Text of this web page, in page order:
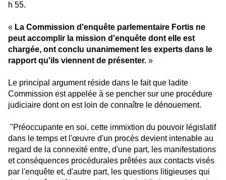
h 55.
« La Commission d'enquête parlementaire Fortis ne
peut accomplir la mission d'enquête dont elle est
chargée, ont conclu unanimement les experts dans le
rapport qu'ils viennent de présenter. »
Le principal argument réside dans le fait que ladite
Commission est appelée à se pencher sur une procédure
judiciaire dont on est loin de connaître le dénouement.
"Préoccupante en soi, cette immixtion du pouvoir législatif
dans le temps et l'œuvre d'un procès devient intenable au
regard de la connexité entre, d'une part, les manifestations
et conséquences procédurales prêtées aux contacts visés
par l'enquête et, d'autre part, les questions litigieuses qui